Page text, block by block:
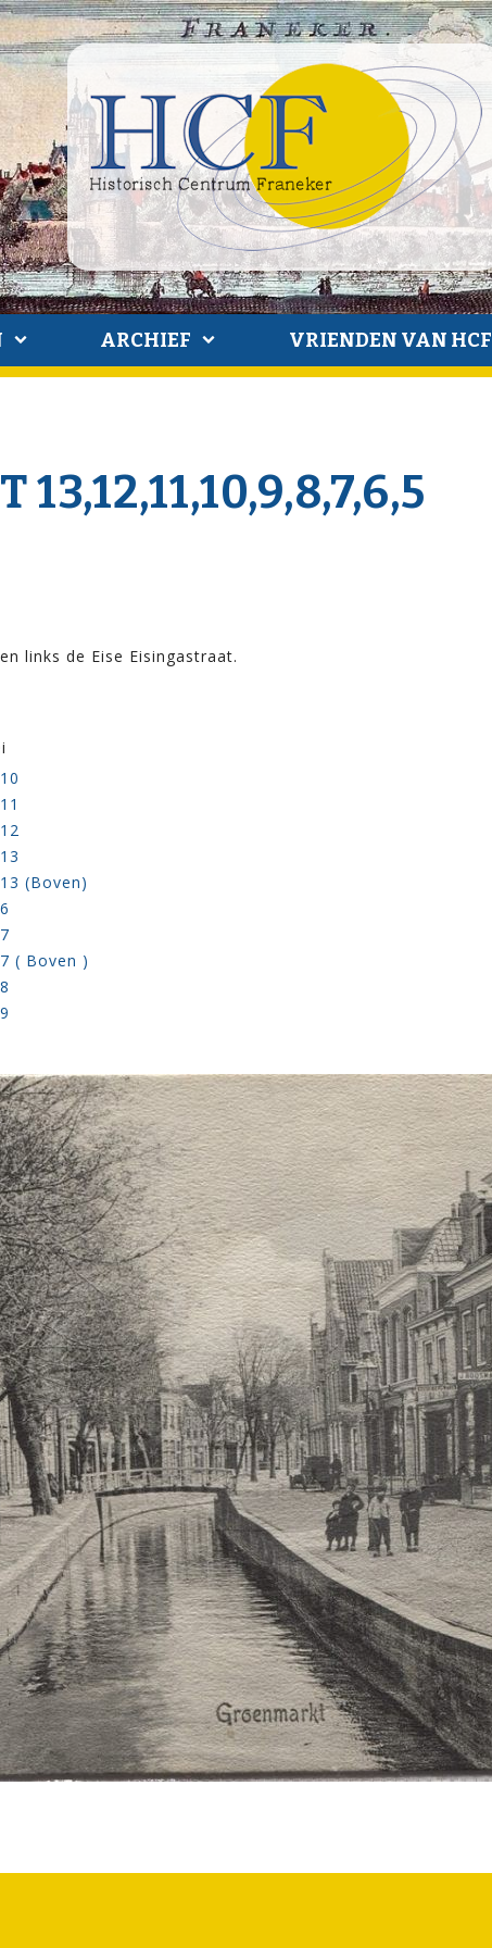
ARCHIEF VRIENDEN VAN HCF
13,12,11,10,9,8,7,6,5
links de Eise Eisingastraat.
(Boven)
( Boven )